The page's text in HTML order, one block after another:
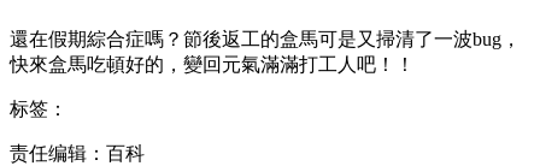
還在假期綜合症嗎？節後返工的盒馬可是又掃清了一波bug，
快來盒馬吃頓好的，變回元氣滿滿打工人吧！！
标签：
责任编辑：百科